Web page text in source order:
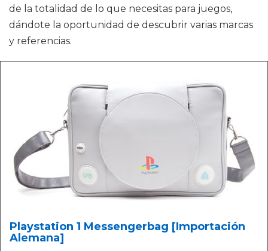
de la totalidad de lo que necesitas para juegos,
dándote la oportunidad de descubrir varias marcas
y referencias.
Playstation 1 Messengerbag [Importación
Alemana]